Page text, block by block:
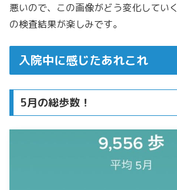
悪いので、この画像がどう変化してい
の検査結果が楽しみです。
入院中に感じたあれこれ
5月の総歩数！